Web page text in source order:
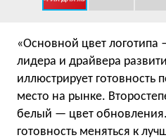
«Основной цвет
лидера и драйвера
иллюстрирует готовность
место на рынке.
белый — цвет
готовность меняться к